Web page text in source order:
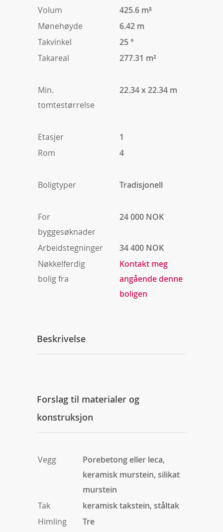
Volum
425.6 m³
Mønehøyde
6.42 m
Takvinkel
25 °
Takareal
277.31 m²
Min.
tomtestørrelse
22.34 x 22.34 m
Etasjer
1
Rom
4
Boligtyper Tradisjonell
For
byggesøknader
24 000 NOK
Arbeidstegninger
34 400 NOK
Nøkkelferdig
bolig fra
Kontakt meg
angående denne
boligen
Beskrivelse
Forslag til materialer og
konstruksjon
Vegg
Porebetong eller leca,
keramisk murstein, silikat
murstein
Tak
keramisk takstein, ståltak
Himling
Tre